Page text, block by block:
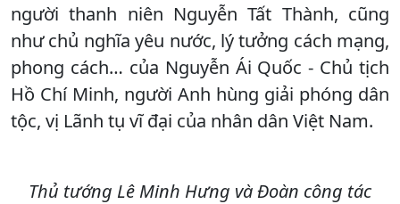
người thanh niên Nguyễn Tất Thành, cũng
như chủ nghĩa yêu nước, lý tưởng cách mạng,
phong cách… của Nguyễn Ái Quốc - Chủ tịch
Hồ Chí Minh, người Anh hùng giải phóng dân
tộc, vị Lãnh tụ vĩ đại của nhân dân Việt Nam.
Thủ tướng Lê Minh Hưng và Đoàn công tác